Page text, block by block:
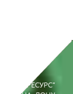
"ПРОМРЕСУРС"